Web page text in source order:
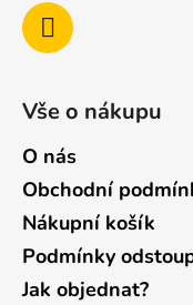
Vše o nákupu
O nás
Obchodní
Nákupní košík
Podmínky
Jak objednat?